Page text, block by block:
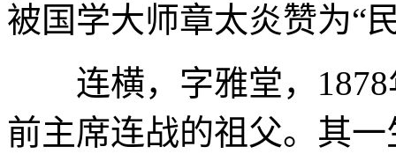
被国学大师章太炎赞为“
连横，字雅堂，1878
前主席连战的祖父。其